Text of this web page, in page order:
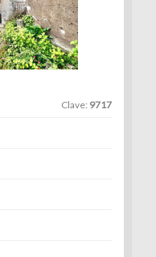
Clave: 9717